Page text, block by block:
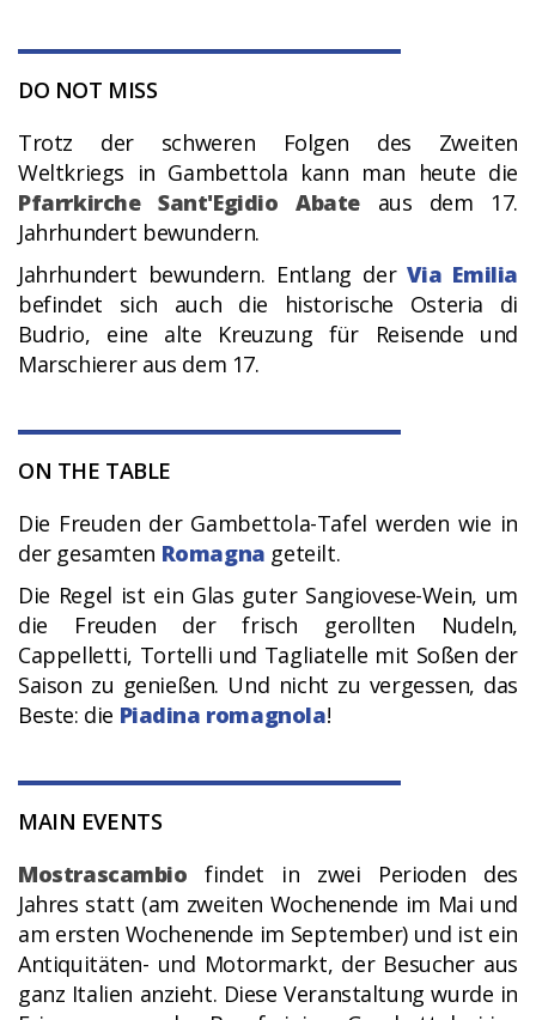
DO NOT MISS
Trotz der schweren Folgen des Zweiten
Weltkriegs in Gambettola kann man heute die
Pfarrkirche Sant'Egidio Abate aus dem 17.
Jahrhundert bewundern.
Jahrhundert bewundern. Entlang derVia Emilia
befindet sich auch die historische Osteria di
Budrio, eine alte Kreuzung für Reisende und
Marschierer aus dem 17.
ON THE TABLE
Die Freuden der Gambettola-Tafel werden wie in
der gesamten Romagna geteilt.
Die Regel ist ein Glas guter Sangiovese-Wein, um
die Freuden der frisch gerollten Nudeln,
Cappelletti, Tortelli und Tagliatelle mit Soßen der
Saison zu genießen. Und nicht zu vergessen, das
Beste: die Piadina romagnola!
MAIN EVENTS
Mostrascambio findet in zwei Perioden des
Jahres statt (am zweiten Wochenende im Mai und
am ersten Wochenende im September) und ist ein
Antiquitäten- und Motormarkt, der Besucher aus
ganz Italien anzieht. Diese Veranstaltung wurde in